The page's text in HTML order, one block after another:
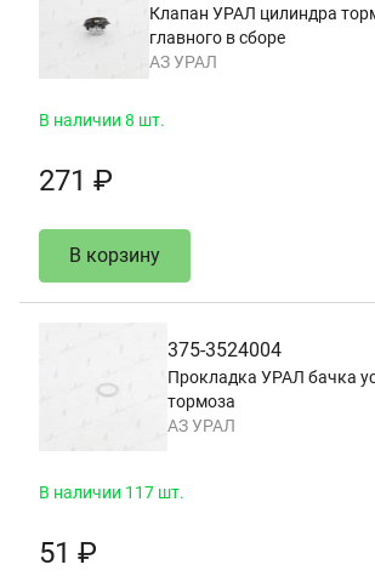
Клапан УРАЛ цилиндра
главного в сборе
АЗ УРАЛ
В наличии 8 шт.
271 ₽
В корзину
375-3524004
Прокладка УРАЛ бачка
тормоза
АЗ УРАЛ
В наличии 117 шт.
51 ₽